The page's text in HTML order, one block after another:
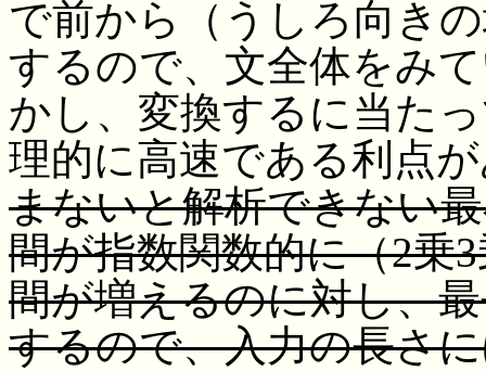
で前から（うしろ向き
するので、文全体をみ
かし、変換するに当た
理的に高速である利点
まないと解析できない
間が指数関数的に（2
間が増えるのに対し、
するので、入力の長さ